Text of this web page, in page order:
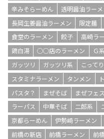
辛みそらーめん
透明醤油ラーメ
長岡生姜醤油ラーメン
限定麺
食堂のラーメン
餃子 高崎ラ
鶏白湯
○○店のラーメン Ｇ系
ガッツリ
ガッツリ系 こってり
スタミナラーメン
タンメン
パスタ？
まぜそば まぜフェス
ラーパス
中華そば 二郎系
京都らーめん
伊勢崎ラーメン
前橋の新店
前橋ラーメン 前